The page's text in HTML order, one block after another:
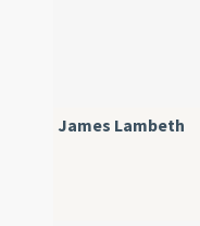
James Lambeth